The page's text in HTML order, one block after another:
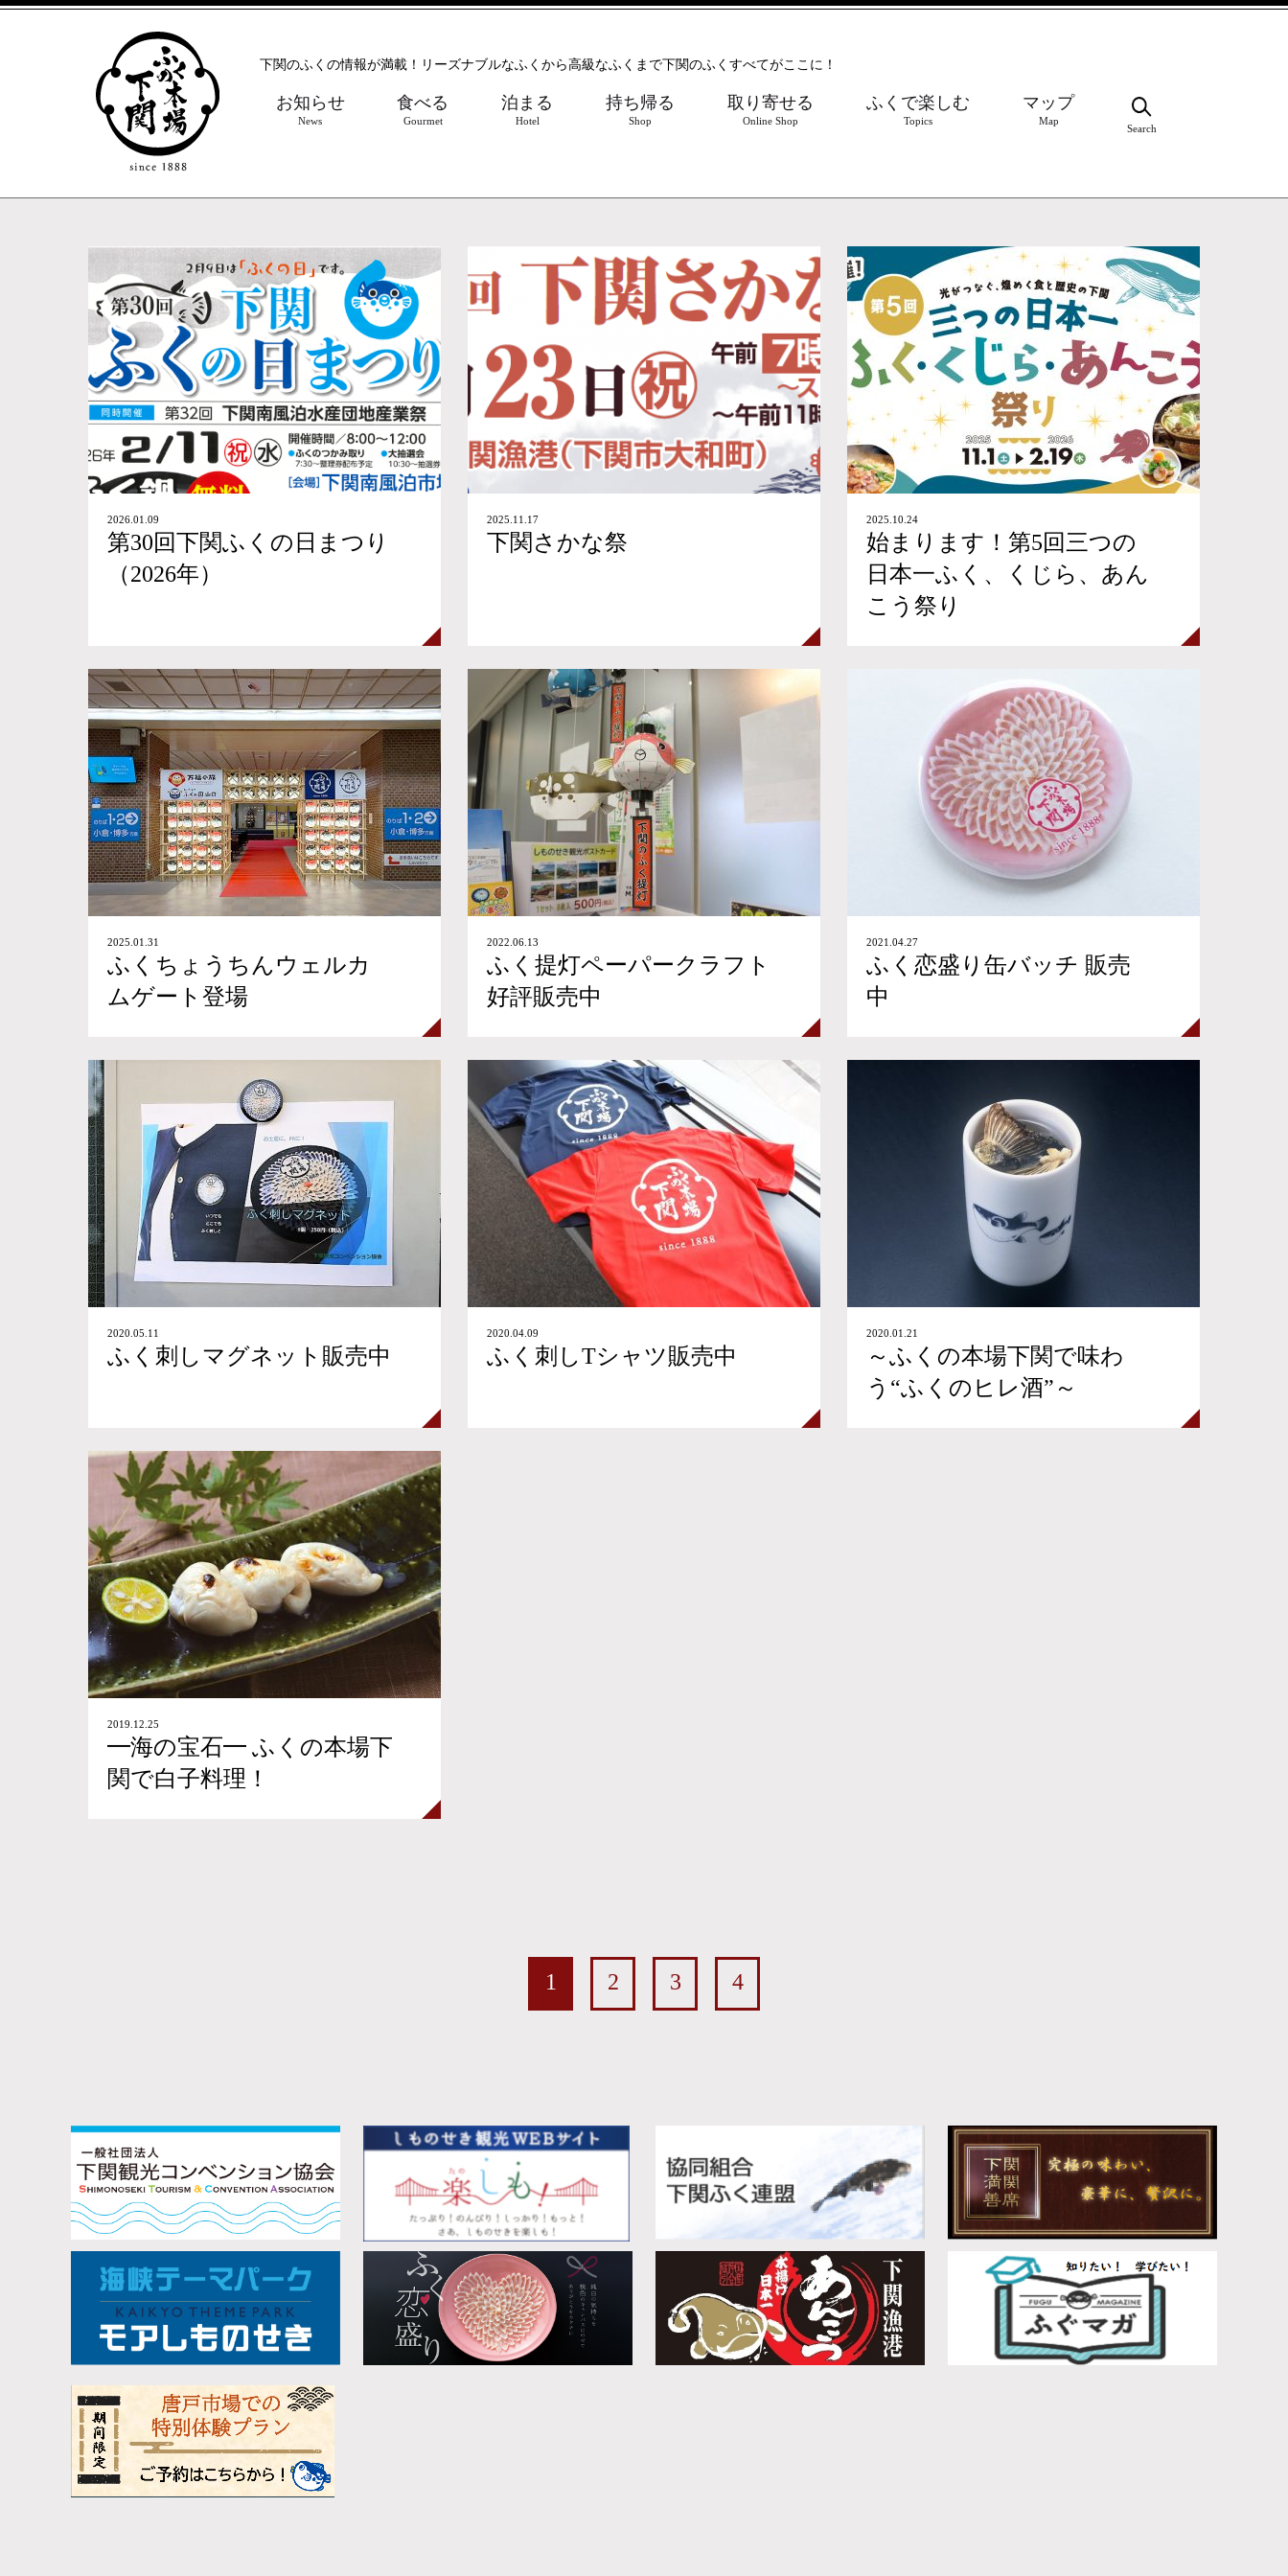
下関のふくの情報が満載！リーズナブルなふくから高級なふくまで下関のふくすべてがここに！
お知らせ
News
食べる
Gourmet
泊まる
Hotel
持ち帰る
Shop
取り寄せる
Online Shop
ふくで楽しむ
Topics
マップ
Map
Search
2026.01.09
第30回下関ふくの日まつり
（2026年）
2025.11.17
下関さかな祭
2025.10.24
始まります！第5回三つの
日本一ふく、くじら、あん
こう祭り
2025.01.31
ふくちょうちんウェルカ
ムゲート登場
2022.06.13
ふく提灯ペーパークラフト
好評販売中
2021.04.27
ふく恋盛り缶バッチ 販売
中
2020.05.11
ふく刺しマグネット販売中
2020.04.09
ふく刺しTシャツ販売中
2020.01.21
～ふくの本場下関で味わ
う“ふくのヒレ酒”～
2019.12.25
━海の宝石━ ふくの本場下
関で白子料理！
1 2 3 4